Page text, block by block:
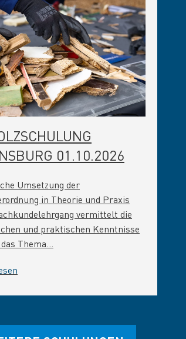
01.10.2026
Umsetzung der
in Theorie und Praxis
vermittelt die
und praktischen Kenntnisse
Thema…